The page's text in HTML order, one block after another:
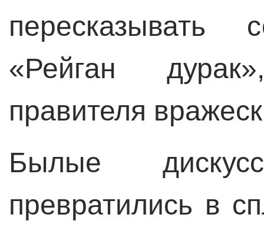
пересказывать
«Рейган
правителя
Былые
превратились в